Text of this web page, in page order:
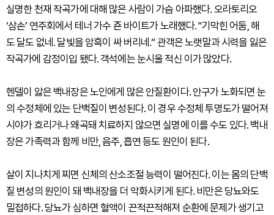
실명한 천재 작곡가에 대해 많은 사람이 가슴 아파했다. 오라토리오
‘삼손’ 연주회에서 테너 가수 죤 바이트가 노래했다. "기막힌 어둠, 해
도 달도 없네. 달빛을 암흑이 싸 버리네.“ 관객은 노랫말과 시력을 잃은
작곡가에 감정이입 됐다. 객석에는 눈시울 적신 이가 많았다.
헨델이 앓은 백내장은 노인에게 많은 안질환이다. 안구가 노화되면 눈
의 수정체에 있는 단백질이 변성된다. 이 경우 수정체 투명도가 떨어져
시야가 흐리거나 왜곡돼 치료하지 않으면 실명에 이를 수도 있다. 백내
장은 가족력과 함께 비만, 음주, 흡연 등도 원인이 된다.
살이 지나치게 찌면 신체의 산소조절 능력이 떨어진다. 이는 몸의 단백
질 변성의 원인이 돼 백내장을 더 악화시키게 된다. 비만은 당뇨와도
밀접하다. 당뇨가 심하면 혈액이 끈적끈적해져 순환에 문제가 생기고